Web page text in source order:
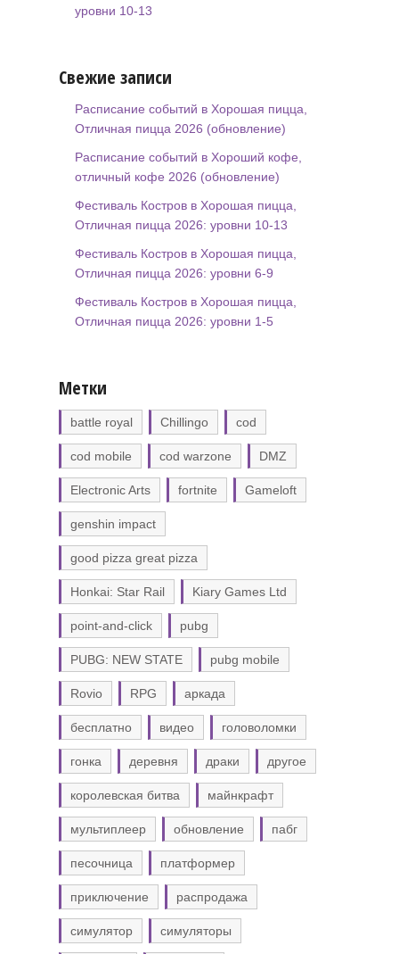
уровни 10-13
Свежие записи
Расписание событий в Хорошая пицца,
Отличная пицца 2026 (обновление)
Расписание событий в Хороший кофе,
отличный кофе 2026 (обновление)
Фестиваль Костров в Хорошая пицца,
Отличная пицца 2026: уровни 10-13
Фестиваль Костров в Хорошая пицца,
Отличная пицца 2026: уровни 6-9
Фестиваль Костров в Хорошая пицца,
Отличная пицца 2026: уровни 1-5
Метки
battle royal Chillingo cod
cod mobile cod warzone DMZ
Electronic Arts fortnite Gameloft
genshin impact
good pizza great pizza
Honkai: Star Rail Kiary Games Ltd
point-and-click pubg
PUBG: NEW STATE pubg mobile
Rovio RPG аркада
бесплатно видео головоломки
гонка деревня драки другое
королевская битва майнкрафт
мультиплеер обновление пабг
песочница платформер
приключение распродажа
симулятор симуляторы